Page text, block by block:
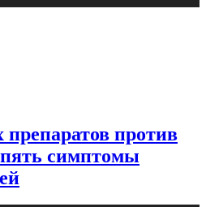
против
симптомы